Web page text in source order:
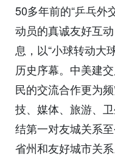
50多年前的“乒乓外
动员的真诚友好互
息，以“小球转动大
历史序幕。中美建
民的交流合作更为
技、媒体、旅游、
结第一对友城关系
省州和友好城市关